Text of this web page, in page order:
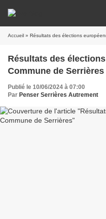
Accueil » Résultats des élections
Résultats des
Commune de Serrières
Publié le 10/06/2024 à 07:00
Par Penser Serrières Autrement